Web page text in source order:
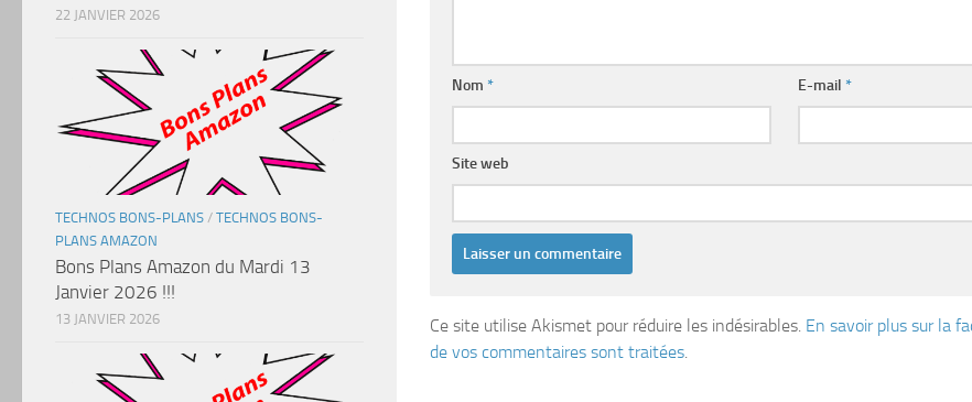
Nom * E-mail*
Site web
Ce site utilise Akismet pour réduire les indésirables. En savoir plus sur la
de vos commentaires sont traitées
22 JANVIER 2026
TECHNOS BONS-PLANS / TECHNOS BONS-
PLANS AMAZON
Bons Plans Amazon du Mardi 13
Janvier 2026 !!!
13 JANVIER 2026